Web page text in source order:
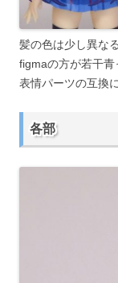
髪の色は少し異な
figmaの方が若干青
表情パーツの互換
各部